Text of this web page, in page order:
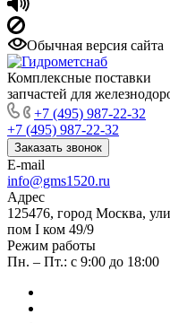
Обычная версия сайта
Комплексные поставки
запчастей для
+7 (495) 987-22-32
+7 (495) 987-22-32
Заказать звонок
E-mail
info@gms1520.ru
Адрес
125476, город Москва,
пом I ком 49/9
Режим работы
Пн. – Пт.: с 9:00 до 18:00